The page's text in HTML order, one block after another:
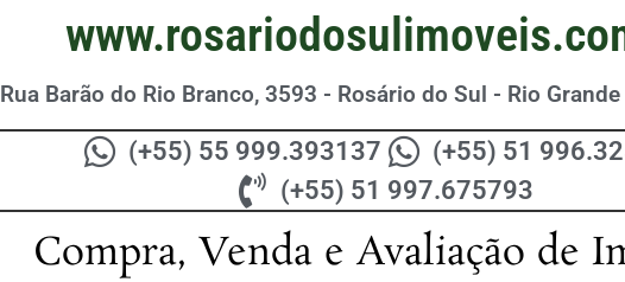
Rua Barão do Rio Branco, 3593 - Rosário do Sul - Rio
(+55) 55 999.393137
(+55) 51
(+55) 51 997.675793
Compra, Venda e Avaliação de